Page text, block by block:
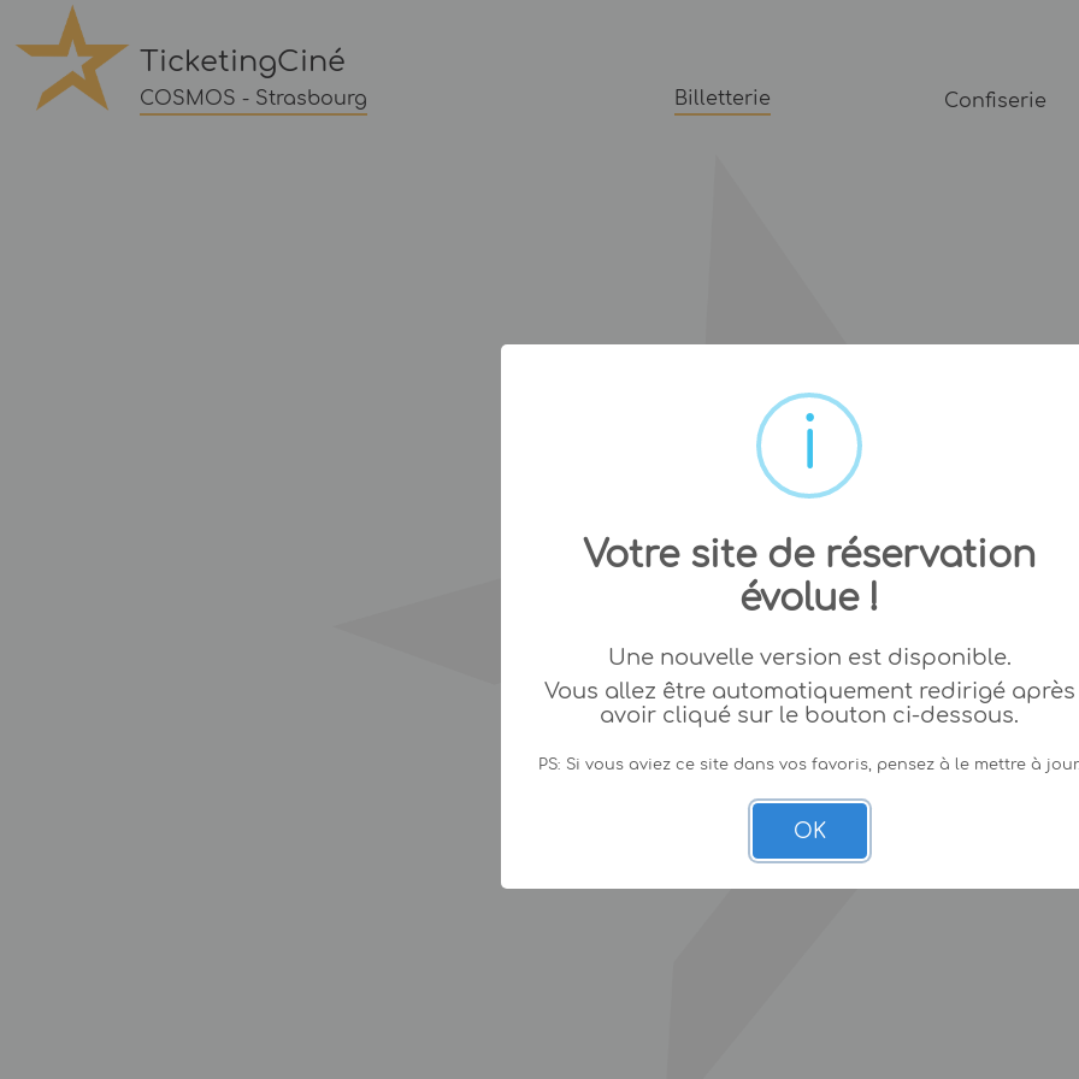
TicketingCiné
COSMOS - Strasbourg Billetterie Confiserie
Votre site de réservation
évolue !
Une nouvelle version est disponible.
Vous allez être automatiquement redirigé après
avoir cliqué sur le bouton ci-dessous.
PS: Si vous aviez ce site dans vos favoris, pensez à le mettre à
OK